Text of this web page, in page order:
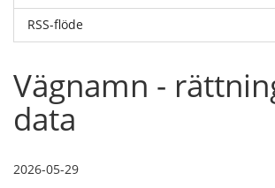
RSS-flöde
Vägnamn -
data
2026-05-29